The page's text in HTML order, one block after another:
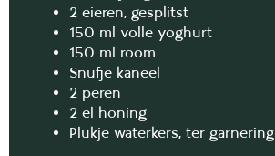
2 eieren, gesplitst
150 ml volle yoghurt
150 ml room
Snufje kaneel
2 peren
2 el honing
Plukje waterkers, ter garnering